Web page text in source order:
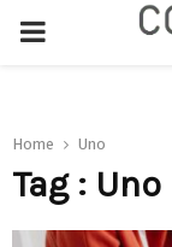
PRIMARY
Home Uno
Tag : Uno